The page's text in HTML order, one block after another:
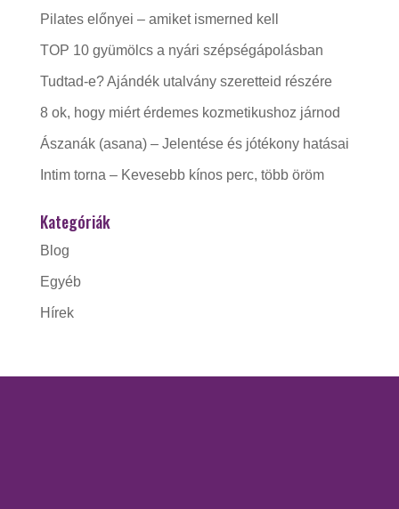
Pilates előnyei – amiket ismerned kell
TOP 10 gyümölcs a nyári szépségápolásban
Tudtad-e? Ajándék utalvány szeretteid részére
8 ok, hogy miért érdemes kozmetikushoz járnod
Ászanák (asana) – Jelentése és jótékony hatásai
Intim torna – Kevesebb kínos perc, több öröm
Kategóriák
Blog
Egyéb
Hírek